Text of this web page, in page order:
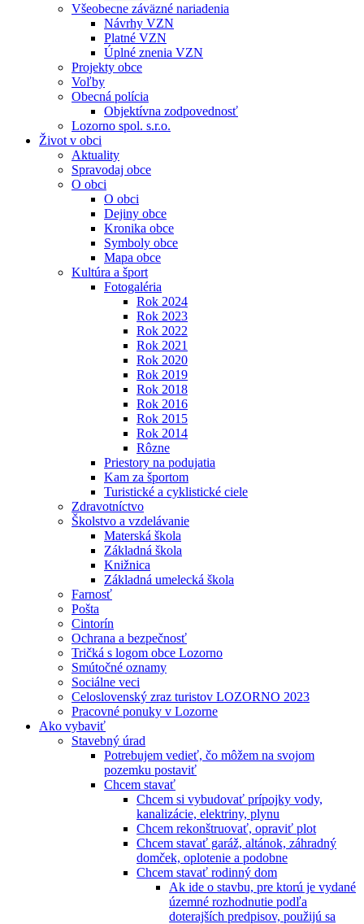
Všeobecne záväzné nariadenia
Návrhy VZN
Platné VZN
Úplné znenia VZN
Projekty obce
Voľby
Obecná polícia
Objektívna zodpovednosť
Lozorno spol. s.r.o.
Život v obci
Aktuality
Spravodaj obce
O obci
O obci
Dejiny obce
Kronika obce
Symboly obce
Mapa obce
Kultúra a šport
Fotogaléria
Rok 2024
Rok 2023
Rok 2022
Rok 2021
Rok 2020
Rok 2019
Rok 2018
Rok 2016
Rok 2015
Rok 2014
Rôzne
Priestory na podujatia
Kam za športom
Turistické a cyklistické ciele
Zdravotníctvo
Školstvo a vzdelávanie
Materská škola
Základná škola
Knižnica
Základná umelecká škola
Farnosť
Pošta
Cintorín
Ochrana a bezpečnosť
Tričká s logom obce Lozorno
Smútočné oznamy
Sociálne veci
Celoslovenský zraz turistov LOZORNO 2023
Pracovné ponuky v Lozorne
Ako vybaviť
Stavebný úrad
Potrebujem vedieť, čo môžem na svojom
pozemku postaviť
Chcem stavať
Chcem si vybudovať prípojky vody,
kanalizácie, elektriny, plynu
Chcem rekonštruovať, opraviť plot
Chcem stavať garáž, altánok, záhradný
domček, oplotenie a podobne
Chcem stavať rodinný dom
Ak ide o stavbu, pre ktorú je vydané
územné rozhodnutie podľa
doterajších predpisov, použijú sa